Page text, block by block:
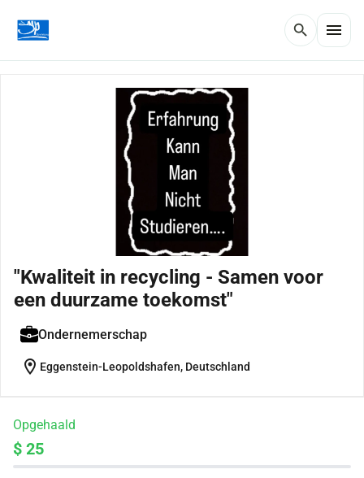
search menu
"Kwaliteit in recycling - Samen voor
een duurzame toekomst"
Ondernemerschap
location_on Eggenstein-Leopoldshafen, Deutschland
Opgehaald
$ 25